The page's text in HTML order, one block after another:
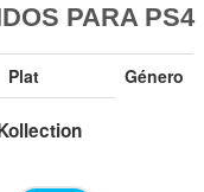
PARA PS4
Plat Género